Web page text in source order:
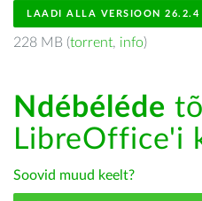
LAADI ALLA VERSIOON 26.2.4
228 MB (torrent, info)
Ndébéléde
LibreOffice'i
Soovid muud keelt?